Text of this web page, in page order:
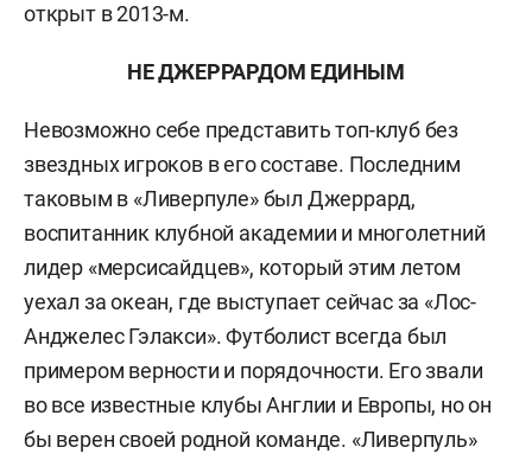
открыт в 2013-м.
НЕ ДЖЕРРАРДОМ ЕДИНЫМ
Невозможно себе представить топ-клуб без
звездных игроков в его составе. Последним
таковым в «Ливерпуле» был Джеррард,
воспитанник клубной академии и многолетний
лидер «мерсисайдцев», который этим летом
уехал за океан, где выступает сейчас за «Лос-
Анджелес Гэлакси». Футболист всегда был
примером верности и порядочности. Его звали
во все известные клубы Англии и Европы, но он
бы верен своей родной команде. «Ливерпуль»